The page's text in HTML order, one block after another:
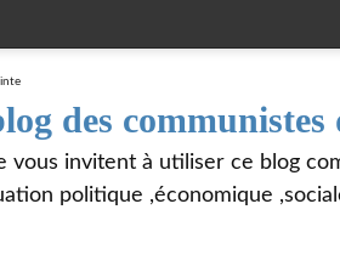
des
vous invitent à utiliser ce blog
politique ,économique